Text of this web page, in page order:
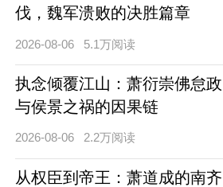
伐，魏军溃败的决胜篇章
2026-08-06 5.1万阅读
执念倾覆江山：萧衍崇佛怠政
与侯景之祸的因果链
2026-08-06 2.2万阅读
从权臣到帝王：萧道成的南齐